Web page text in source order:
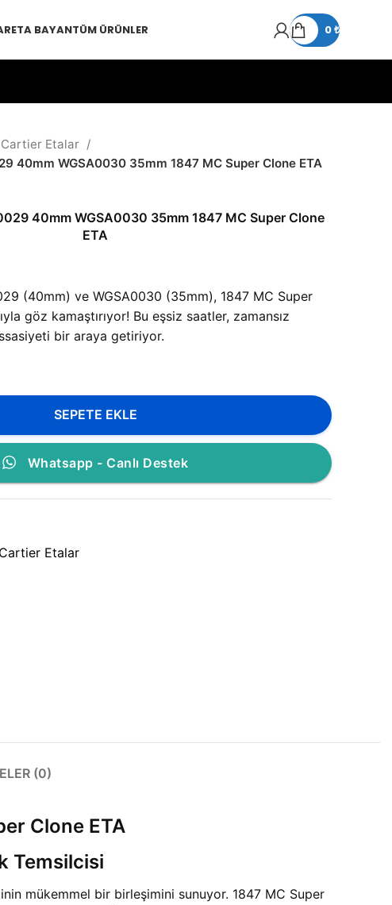
ETA BAYANTÜM ÜRÜNLER 0₺
Cartier Etalar
40mm WGSA0030 35mm 1847 MC Super Clone ETA
40mm WGSA0030 35mm 1847 MC Super Clone
ETA
(40mm) ve WGSA0030 (35mm), 1847 MC Super
göz kamaştırıyor! Bu eşsiz saatler, zamansız
bir araya getiriyor.
SEPETE EKLE
Whatsapp - Canlı Destek
Cartier Etalar
(0)
Clone ETA
Temsilcisi
mükemmel bir birleşimini sunuyor. 1847 MC Super